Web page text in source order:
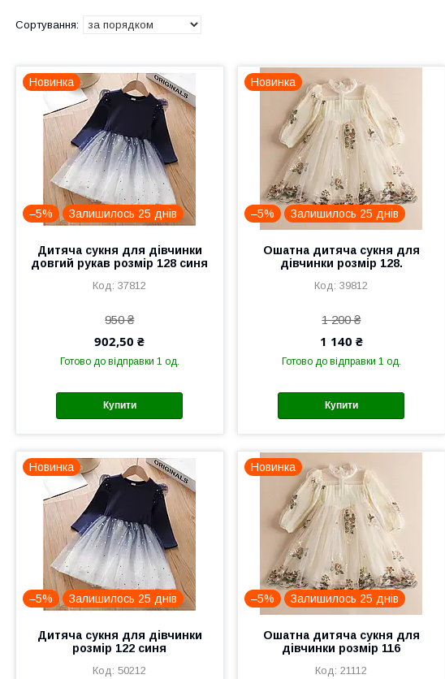
Новинка
–5% Залишилось 25 днів
Дитяча сукня для дівчинки
довгий рукав розмір 128 синя
37812
950 ₴
902,50 ₴
Готово до відправки 1 од.
Купити
Новинка
–5% Залишилось 25 днів
Ошатна дитяча сукня для
дівчинки розмір 128.
39812
1 200 ₴
1 140 ₴
Готово до відправки 1 од.
Купити
Новинка
–5% Залишилось 25 днів
Дитяча сукня для дівчинки
розмір 122 синя
50212
Новинка
–5% Залишилось 25 днів
Ошатна дитяча сукня для
дівчинки розмір 116
21112